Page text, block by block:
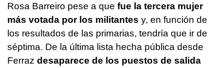
Rosa Barreiro pese a que fue la tercera mujer
más votada por los militantes y, en función de
los resultados de las primarias, tendría que ir de
séptima. De la última lista hecha pública desde
Ferraz desaparece de los puestos de salida